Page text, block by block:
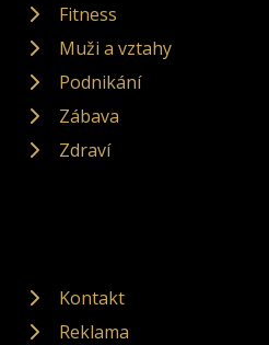
Fitness
Muži a vztahy
Podnikání
Zábava
Zdraví
Kontakt
Reklama